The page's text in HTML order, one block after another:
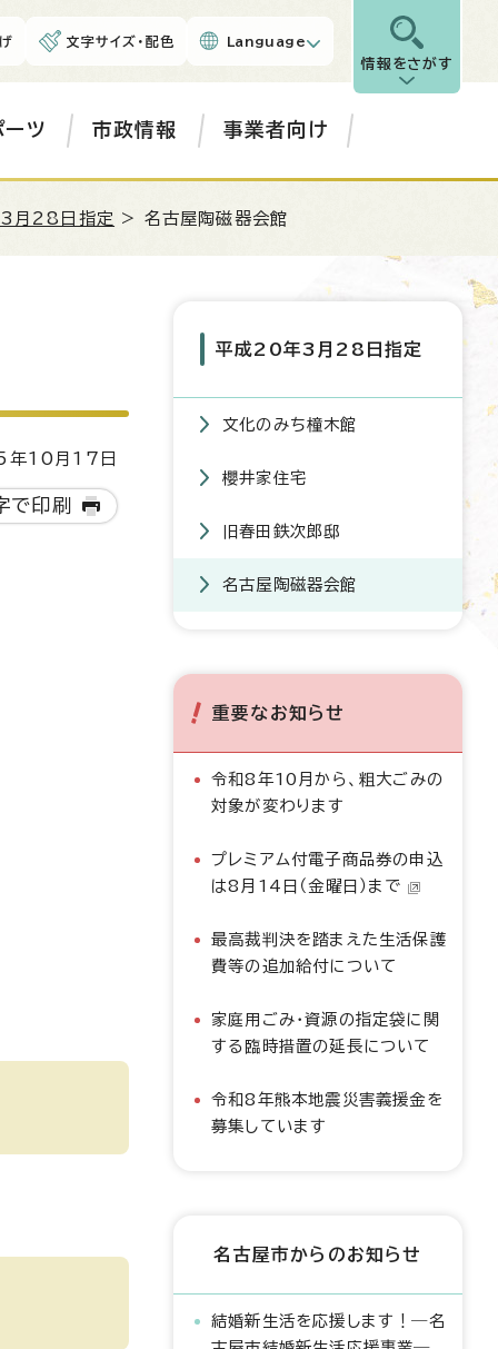
文字サイズ・配色 Language
情報をさがす
ーツ 市政情報 事業者向け
月28日指定 > 名古屋陶磁器会館
10月17日
で印刷
平成20年3月28日指定
文化のみち橦木館
櫻井家住宅
旧春田鉄次郎邸
名古屋陶磁器会館
重要なお知らせ
令和8年10月から、粗大ごみの
対象が変わります
プレミアム付電子商品券の申込
は8月14日（金曜日）まで
最高裁判決を踏まえた生活保護
費等の追加給付について
家庭用ごみ・資源の指定袋に関
する臨時措置の延長について
令和8年熊本地震災害義援金を
募集しています
名古屋市からのお知らせ
結婚新生活を応援します！―名